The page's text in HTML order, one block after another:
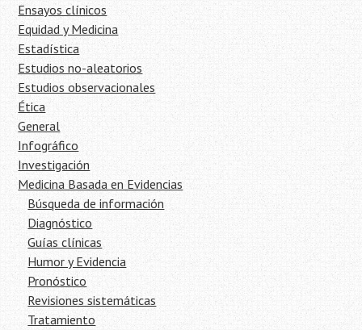
Ensayos clínicos
Equidad y Medicina
Estadística
Estudios no-aleatorios
Estudios observacionales
Ética
General
Infográfico
Investigación
Medicina Basada en Evidencias
Búsqueda de información
Diagnóstico
Guías clínicas
Humor y Evidencia
Pronóstico
Revisiones sistemáticas
Tratamiento